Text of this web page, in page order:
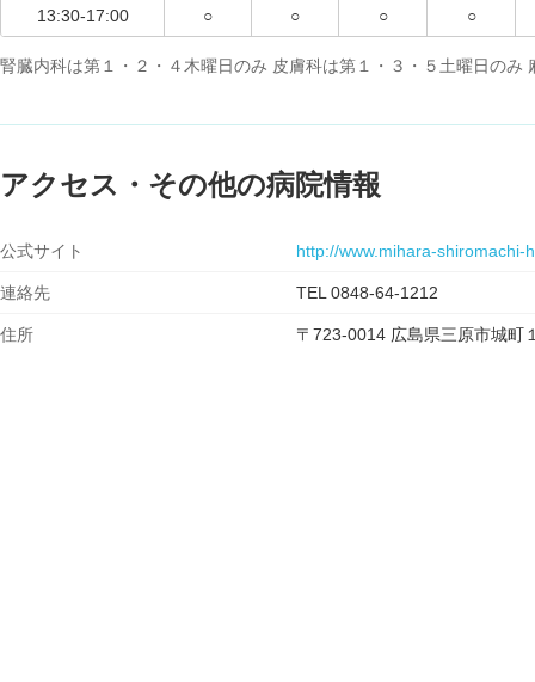
13:30-17:00 ○ ○ ○ ○
腎臓内科は第１・２・４木曜日のみ 皮膚科は第１・３・５土曜日のみ
アクセス・その他の病院情報
公式サイト http://www.mihara-shiromachi-
連絡先 TEL 0848-64-1212
住所 〒723-0014 広島県三原市城町